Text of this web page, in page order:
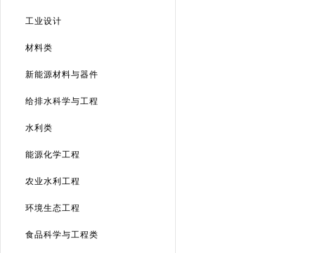
工业设计
材料类
新能源材料与器件
给排水科学与工程
水利类
能源化学工程
农业水利工程
环境生态工程
食品科学与工程类